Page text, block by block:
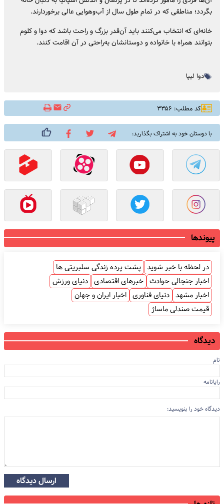
بگردد؛ مناطقی که در تمام طول سال از آب‌و‌هوایی عالی برخوردارند.
خانه‌ای که انتخاب می‌کنند باید آن‌قدر بزرگ و راحت باشد که دوا و کلوم
بتوانند همراه با خانواده و دوستانشان به‌راحتی در آن اقامت کنند.
دوا لیپا
کد مطلب: ۳۳۵۶
با دوستان خود به اشتراک بگذارید:
پیوندها
در لحظه با خبر شوید پشت پرده زندگی سلبریتی ها
اخبار جنجالی حوادث خبرهای اقتصادی دنیای ورزش
اخبار مشهد دنیای فناوری اخبار ایران و جهان
قیمت صندلی ماساژ
دیدگاه
نام
رایانامه
دیدگاه خود را بنویسید:
ارسال دیدگاه